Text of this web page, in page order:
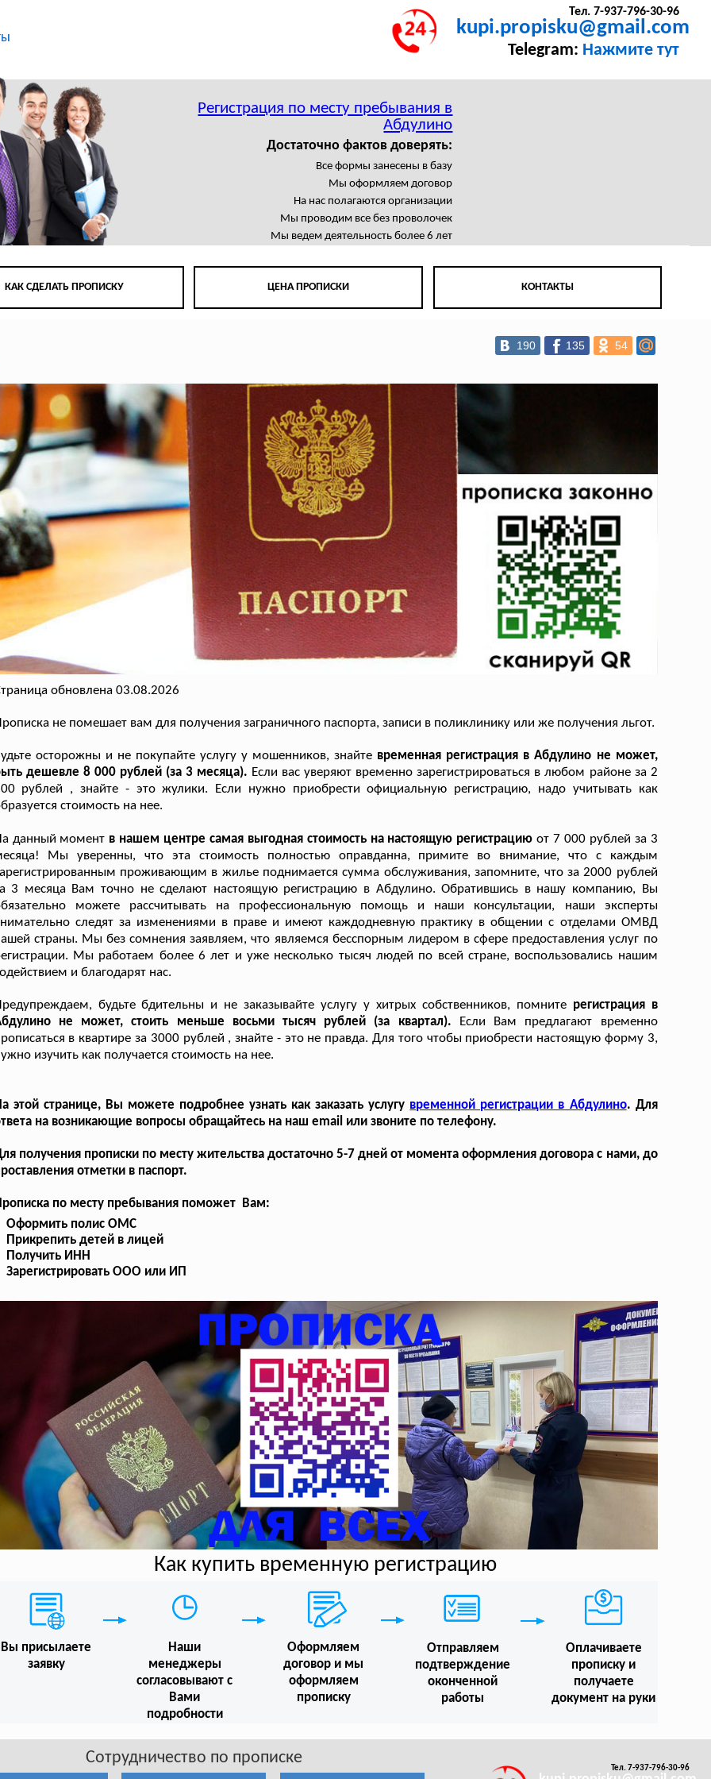
Тел. 7-937-796-30-96
kupi.propisku@gmail.com
Telegram: Нажмите тут
Регистрация по месту пребывания в
Абдулино
Достаточно фактов доверять:
Все формы занесены в базу
Мы оформляем договор
На нас полагаются организации
Мы проводим все без проволочек
Мы ведем деятельность более 6 лет
КАК СДЕЛАТЬ ПРОПИСКУ ЦЕНА ПРОПИСКИ КОНТАКТЫ
190 135 54
обновлена 03.08.2026
не помешает вам для получения заграничного паспорта, записи в поликлинику или же получения льгот.
осторожны и не покупайте услугу у мошенников, знайте временная регистрация в Абдулино не может,
дешевле 8 000 рублей (за 3 месяца). Если вас уверяют временно зарегистрироваться в любом районе за 2
рублей , знайте - это жулики. Если нужно приобрести официальную регистрацию, надо учитывать как
стоимость на нее.
данный момент в нашем центре самая выгодная стоимость на настоящую регистрациюот 7 000 рублей за 3
Мы уверенны, что эта стоимость полностью оправданна, примите во внимание, что с каждым
проживающим в жилье поднимается сумма обслуживания, запомните, что за 2000 рублей
3 месяца Вам точно не сделают настоящую регистрацию в Абдулино. Обратившись в нашу компанию, Вы
можете рассчитывать на профессиональную помощь и наши консультации, наши эксперты
следят за изменениями в праве и имеют каждодневную практику в общении с отделами ОМВД
страны. Мы без сомнения заявляем, что являемся бесспорным лидером в сфере предоставления услуг по
Мы работаем более 6 лет и уже несколько тысяч людей по всей стране, воспользовались нашим
и благодарят нас.
будьте бдительны и не заказывайте услугу у хитрых собственников, помните регистрация в
не может, стоить меньше восьми тысяч рублей (за квартал).
Если Вам предлагают временно
в квартире за 3000 рублей , знайте - это не правда. Для того чтобы приобрести настоящую форму 3,
изучить как получается стоимость на нее.
этой странице, Вы можете подробнее узнать как заказать услугу временной регистрации в Абдулино. Для
на возникающие вопросы обращайтесь на наш email или звоните по телефону.
получения прописки по месту жительства достаточно 5-7 дней от момента оформления договора с нами, до
отметки в паспорт.
по месту пребывания поможет Вам:
Оформить полис ОМС
Прикрепить детей в лицей
Получить ИНН
Зарегистрировать ООО или ИП
Как купить временную регистрацию
Вы присылаете
заявку
Наши
менеджеры
согласовывают с
Вами
подробности
Оформляем
договор и мы
оформляем
прописку
Отправляем
подтверждение
оконченной
работы
Оплачиваете
прописку и
получаете
документ на руки
Сотрудничество по прописке
Тел. 7-937-796-30-96